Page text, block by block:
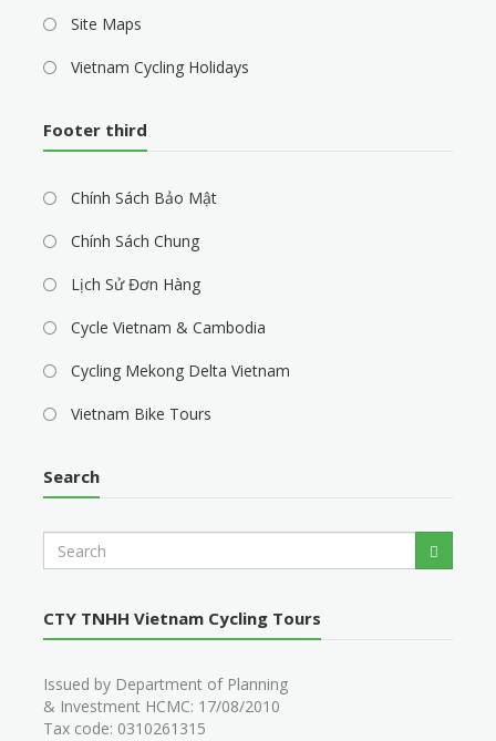
Site Maps
Vietnam Cycling Holidays
Footer third
Chính Sách Bảo Mật
Chính Sách Chung
Lịch Sử Đơn Hàng
Cycle Vietnam & Cambodia
Cycling Mekong Delta Vietnam
Vietnam Bike Tours
Search
e
c
Search
CTY TNHH Vietnam Cycling Tours
Issued by Department of Planning
& Investment HCMC: 17/08/2010
Tax code: 0310261315